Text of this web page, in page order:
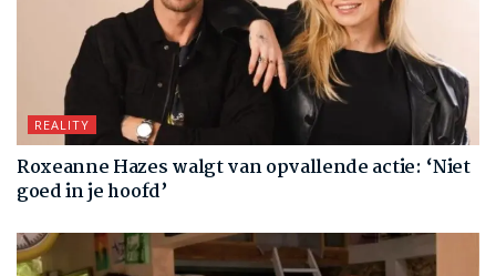
REALITY
Roxeanne Hazes walgt van opvallende actie: ‘Niet
goed in je hoofd’